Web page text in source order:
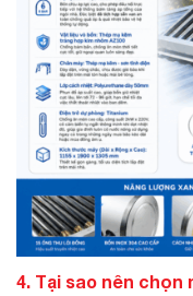
4. Tại sao nên chọn